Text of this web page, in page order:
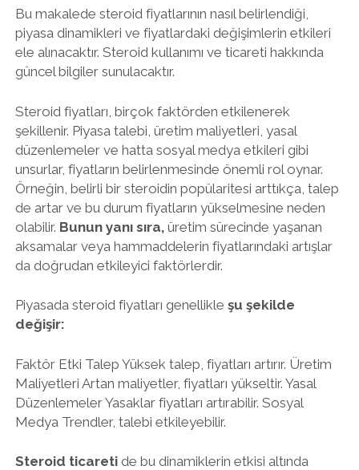
Bu makalede steroid fiyatlarının nasıl belirlendiği,
piyasa dinamikleri ve fiyatlardaki değişimlerin etkileri
ele alınacaktır. Steroid kullanımı ve ticareti hakkında
güncel bilgiler sunulacaktır.
Steroid fiyatları, birçok faktörden etkilenerek
şekillenir. Piyasa talebi, üretim maliyetleri, yasal
düzenlemeler ve hatta sosyal medya etkileri gibi
unsurlar, fiyatların belirlenmesinde önemli rol oynar.
Örneğin, belirli bir steroidin popülaritesi arttıkça, talep
de artar ve bu durum fiyatların yükselmesine neden
olabilir. Bunun yanı sıra,üretim sürecinde yaşanan
aksamalar veya hammaddelerin fiyatlarındaki artışlar
da doğrudan etkileyici faktörlerdir.
Piyasada steroid fiyatları genellikle şu şekilde
değişir:
Faktör Etki Talep Yüksek talep, fiyatları artırır. Üretim
Maliyetleri Artan maliyetler, fiyatları yükseltir. Yasal
Düzenlemeler Yasaklar fiyatları artırabilir. Sosyal
Medya Trendler, talebi etkileyebilir.
Steroid ticaretide bu dinamiklerin etkisi altında